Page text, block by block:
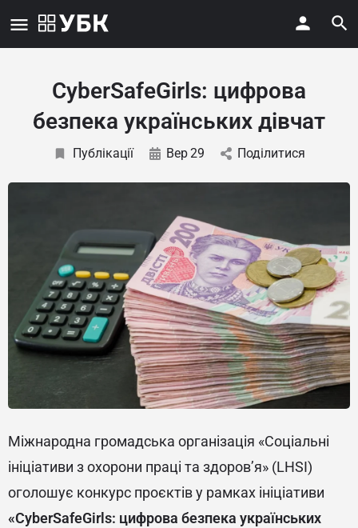
CyberSafeGirls: цифрова
безпека українських дівчат
Публікації Вер29 Поділитися
Міжнародна громадська організація «Соціальні
ініціативи з охорони праці та здоров’я» (LHSI)
оголошує конкурс проєктів у рамках ініціативи
«CyberSafeGirls: цифрова безпека українських